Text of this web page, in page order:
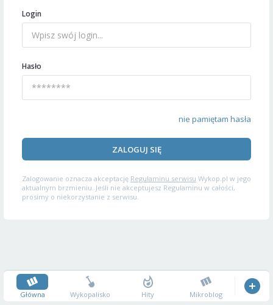
Login
Hasło
nie pamiętam hasła
ZALOGUJ SIĘ
Zalogowanie oznacza akceptację Regulaminu serwisu Wykop.pl w jego
aktualnym brzmieniu. Jeśli nie akceptujesz Regulaminu w całości,
prosimy o niekorzystanie z serwisu.
Główna Wykopalisko Hity Mikroblog